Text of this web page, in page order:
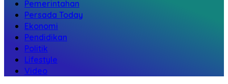
Pemerintahan
Persada Today
Ekonomi
Pendidikan
Politik
Lifestyle
Video